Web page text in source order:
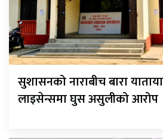
सुशासनको नाराबीच बारा
लाइसेन्समा घुस असुलीको आरोप